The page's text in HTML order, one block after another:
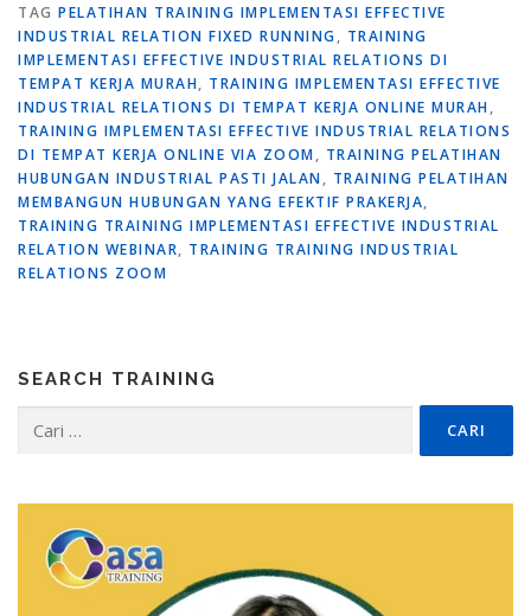
TAG PELATIHAN TRAINING IMPLEMENTASI EFFECTIVE
INDUSTRIAL RELATION FIXED RUNNING, TRAINING
IMPLEMENTASI EFFECTIVE INDUSTRIAL RELATIONS DI
TEMPAT KERJA MURAH, TRAINING IMPLEMENTASI EFFECTIVE
INDUSTRIAL RELATIONS DI TEMPAT KERJA ONLINE MURAH,
TRAINING IMPLEMENTASI EFFECTIVE INDUSTRIAL RELATIONS
DI TEMPAT KERJA ONLINE VIA ZOOM, TRAINING PELATIHAN
HUBUNGAN INDUSTRIAL PASTI JALAN, TRAINING PELATIHAN
MEMBANGUN HUBUNGAN YANG EFEKTIF PRAKERJA,
TRAINING TRAINING IMPLEMENTASI EFFECTIVE INDUSTRIAL
RELATION WEBINAR, TRAINING TRAINING INDUSTRIAL
RELATIONS ZOOM
SEARCH TRAINING
untuk: